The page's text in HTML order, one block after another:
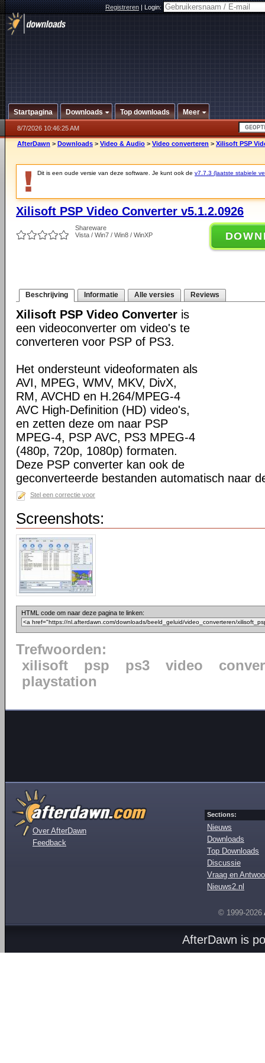
Registreren|Login:
Startpagina Downloads Top downloads Meer
8/7/2026 10:46:25 AM
AfterDawn > Downloads > Video & Audio > Video converteren > Xilisoft PSP
Dit is een oude versie van deze software. Je kunt ook de v7.7.3 (laatste stabiele
Xilisoft PSP Video Converter v5.1.2.0926
Shareware
Vista / Win7 / Win8 / WinXP
Beschrijving Informatie Alle versies Reviews
Xilisoft PSP Video Converter is
een videoconverter om video's te
converteren voor PSP of PS3.
Het ondersteunt videoformaten als
AVI, MPEG, WMV, MKV, DivX,
RM, AVCHD en H.264/MPEG-4
AVC High-Definition (HD) video's,
en zetten deze om naar PSP
MPEG-4, PSP AVC, PS3 MPEG-4
(480p, 720p, 1080p) formaten.
Deze PSP converter kan ook de
geconverteerde bestanden automatisch naar
Stel een correctie voor
Screenshots:
HTML code om naar deze pagina te linken:
Trefwoorden:
xilisoft
psp ps3 video
playstation
Over AfterDawn
Feedback
Sections:
Nieuws
Downloads
Top Downloads
Discussie
Vraag en
Nieuws2.nl
© 1999-2026
AfterDawn is